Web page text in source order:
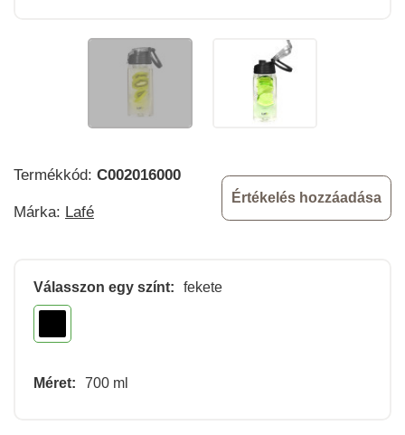
Termékkód: C002016000
Márka: Lafé
Értékelés hozzáadása
Válasszon egy színt: fekete
Méret: 700 ml